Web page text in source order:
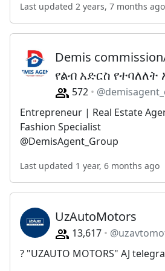
Last updated 2 years, 7 months ago
Demis
የልብ አድርስ የተባለለት
572
Entrepreneur | Real Estate
Fashion Specialist
@DemisAgent_Group
Last updated 1 year, 6 months ago
UzAutoMotors
13,617
? "UZAUTO MOTORS" AJ